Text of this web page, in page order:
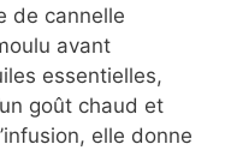
de cannelle
avant
essentielles,
goût chaud et
elle donne